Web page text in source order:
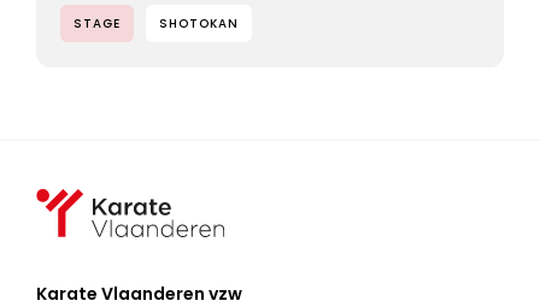
STAGE SHOTOKAN
Karate Vlaanderen vzw